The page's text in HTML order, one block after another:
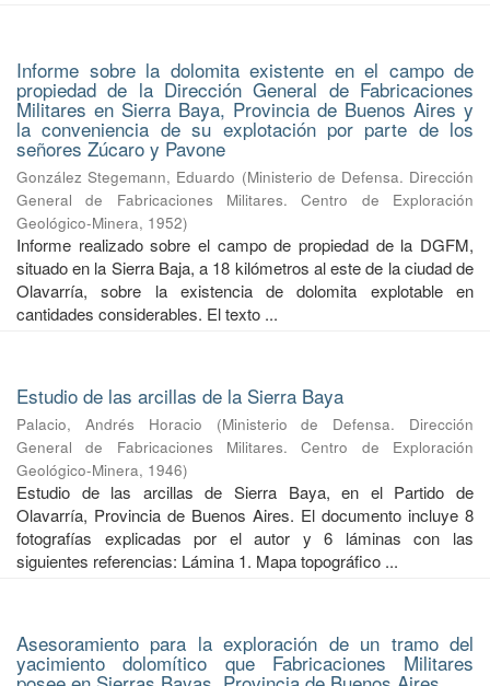
Informe sobre la dolomita existente en el campo de
propiedad de la Dirección General de Fabricaciones
Militares en Sierra Baya, Provincia de Buenos Aires y
la conveniencia de su explotación por parte de los
señores Zúcaro y Pavone
González Stegemann, Eduardo (Ministerio de Defensa. Dirección
General de Fabricaciones Militares. Centro de Exploración
Geológico-Minera, 1952)
Informe realizado sobre el campo de propiedad de la DGFM,
situado en la Sierra Baja, a 18 kilómetros al este de la ciudad de
Olavarría, sobre la existencia de dolomita explotable en
cantidades considerables. El texto ...
Estudio de las arcillas de la Sierra Baya
Palacio, Andrés Horacio (Ministerio de Defensa. Dirección
General de Fabricaciones Militares. Centro de Exploración
Geológico-Minera, 1946)
Estudio de las arcillas de Sierra Baya, en el Partido de
Olavarría, Provincia de Buenos Aires. El documento incluye 8
fotografías explicadas por el autor y 6 láminas con las
siguientes referencias: Lámina 1. Mapa topográfico ...
Asesoramiento para la exploración de un tramo del
yacimiento dolomítico que Fabricaciones Militares